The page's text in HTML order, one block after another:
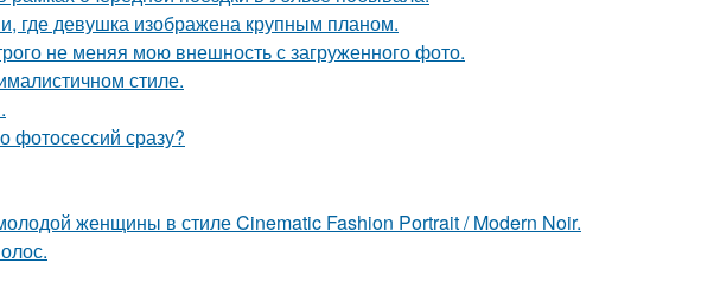
где девушка изображена крупным планом.
не меняя мою внешность с загруженного фото.
стиле.
фотосессий сразу?
женщины в стиле Cinematic Fashion Portrait / Modern Noir.